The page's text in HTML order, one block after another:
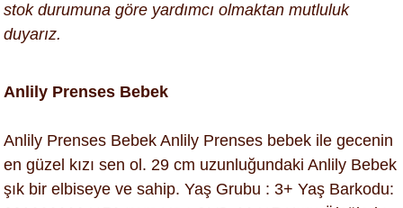
stok durumuna göre yardımcı olmaktan mutluluk
duyarız.
Anlily Prenses Bebek
Anlily Prenses Bebek Anlily Prenses bebek ile gecenin
en güzel kızı sen ol. 29 cm uzunluğundaki Anlily Bebek
şık bir elbiseye ve sahip. Yaş Grubu : 3+ Yaş Barkodu: